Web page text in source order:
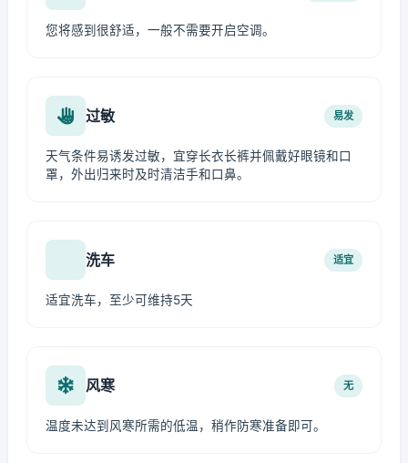
您将感到很舒适，一般不需要开启空调。
过敏 易发
天气条件易诱发过敏，宜穿长衣长裤并佩戴好眼镜和口
罩，外出归来时及时清洁手和口鼻。
洗车 适宜
适宜洗车，至少可维持5天
风寒 无
温度未达到风寒所需的低温，稍作防寒准备即可。